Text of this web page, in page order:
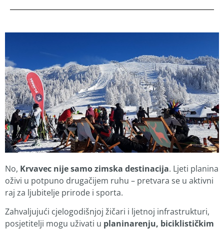
No, Krvavec nije samo zimska destinacija. Ljeti planina
oživi u potpuno drugačijem ruhu – pretvara se u aktivni
raj za ljubitelje prirode i sporta.
Zahvaljujući cjelogodišnjoj žičari i ljetnoj infrastrukturi,
posjetitelji mogu uživati u planinarenju, biciklističkim